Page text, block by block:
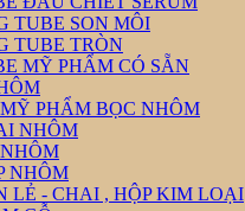
TUBE SON MÔI
TUBE TRÒN
MỸ PHẨM CÓ SẴN
PHẨM BỌC NHÔM
NHÔM
NHÔM
LẺ - CHAI , HỘP KIM LOẠI